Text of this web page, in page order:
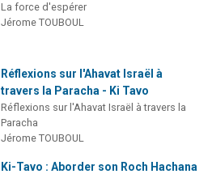
La force d'espérer
Jérome TOUBOUL
Réflexions sur l'Ahavat Israël à
travers la Paracha - Ki Tavo
Réflexions sur l'Ahavat Israël à travers la
Paracha
Jérome TOUBOUL
Ki-Tavo : Aborder son Roch Hachana